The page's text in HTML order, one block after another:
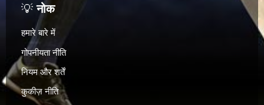
💡नोक
हमारे बारे में
गोपनीयता नीति
नियम और शर्तें
कुकीज़ नीति